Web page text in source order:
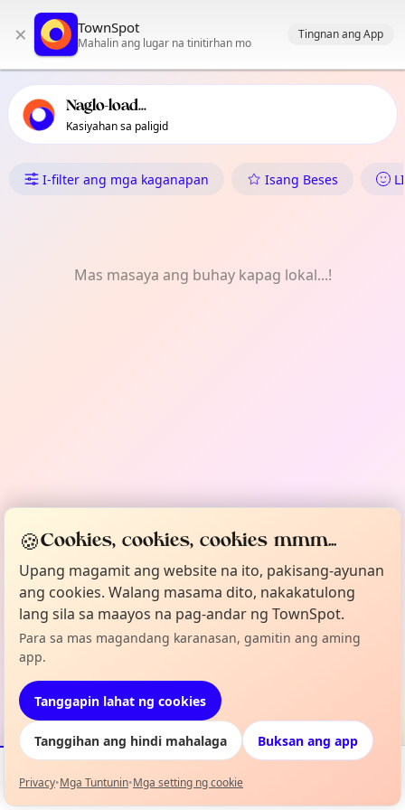
nabigasyon ng TownSpot
ng mga lokal na kaganapan ng TownSpot
× TownSpot
Mahalin ang lugar na tinitirhan mo
Tingnan ang App
Naglo-load...
Kasiyahan sa paligid
Ano ang Nangyayari sa
I-filter ang mga kaganapan Isang Beses
Mas masaya ang buhay kapag lokal...!
Mga Kaganapan Mapa Aking Lineup
🍪Cookies, cookies, cookies mmm...
Upang magamit ang website na ito, pakisang-ayunan
ang cookies. Walang masama dito, nakakatulong
lang sila sa maayos na pag-andar ng TownSpot.
Para sa mas magandang karanasan, gamitin ang aming
app.
Tanggapin lahat ng cookies
Tanggihan ang hindi mahalaga Buksan ang app
Privacy•Mga Tuntunin•Mga setting ng cookie